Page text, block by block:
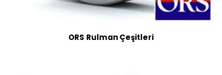
ORS Rulman Çeşitleri